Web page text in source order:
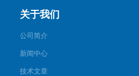
关于我们
公司简介
新闻中心
技术文章